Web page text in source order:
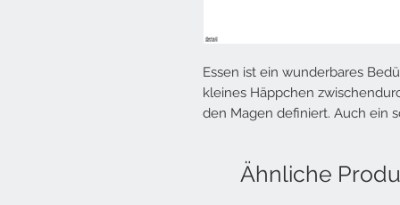
Ähnliche
Essen ist ein wunderbares
kleines Häppchen
den Magen definiert. Auch ein